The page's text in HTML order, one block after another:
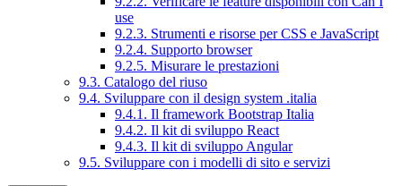
use
9.2.3. Strumenti e risorse per CSS e JavaScript
9.2.4. Supporto browser
9.2.5. Misurare le prestazioni
9.3. Catalogo del riuso
9.4. Sviluppare con il design system .italia
9.4.1. Il framework Bootstrap Italia
9.4.2. Il kit di sviluppo React
9.4.3. Il kit di sviluppo Angular
9.5. Sviluppare con i modelli di sito e servizi